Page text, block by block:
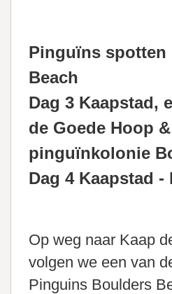
Pinguïns
Beach
Dag 3 Kaapstad,
de Goede Hoop &
pinguïnkolonie
Dag 4 Kaapstad -
Op weg naar Kaap
volgen we een van
Pinguins Boulders